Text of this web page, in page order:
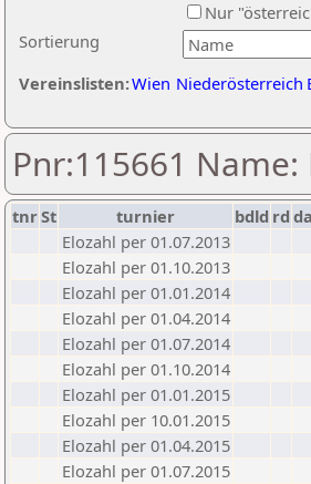
Sortierung
Nur
Vereinslisten:Wien Niederösterreich
Pnr:115661
tnrSt turnier bdld rd
Elozahl per 01.07.2013
Elozahl per 01.10.2013
Elozahl per 01.01.2014
Elozahl per 01.04.2014
Elozahl per 01.07.2014
Elozahl per 01.10.2014
Elozahl per 01.01.2015
Elozahl per 10.01.2015
Elozahl per 01.04.2015
Elozahl per 01.07.2015